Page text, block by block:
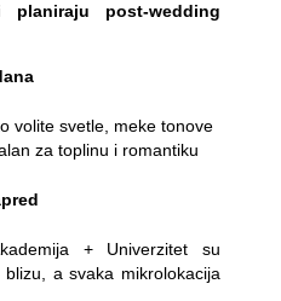
post-wedding
volite svetle, meke tonove
za toplinu i romantiku
+ Univerzitet su
a svaka mikrolokacija